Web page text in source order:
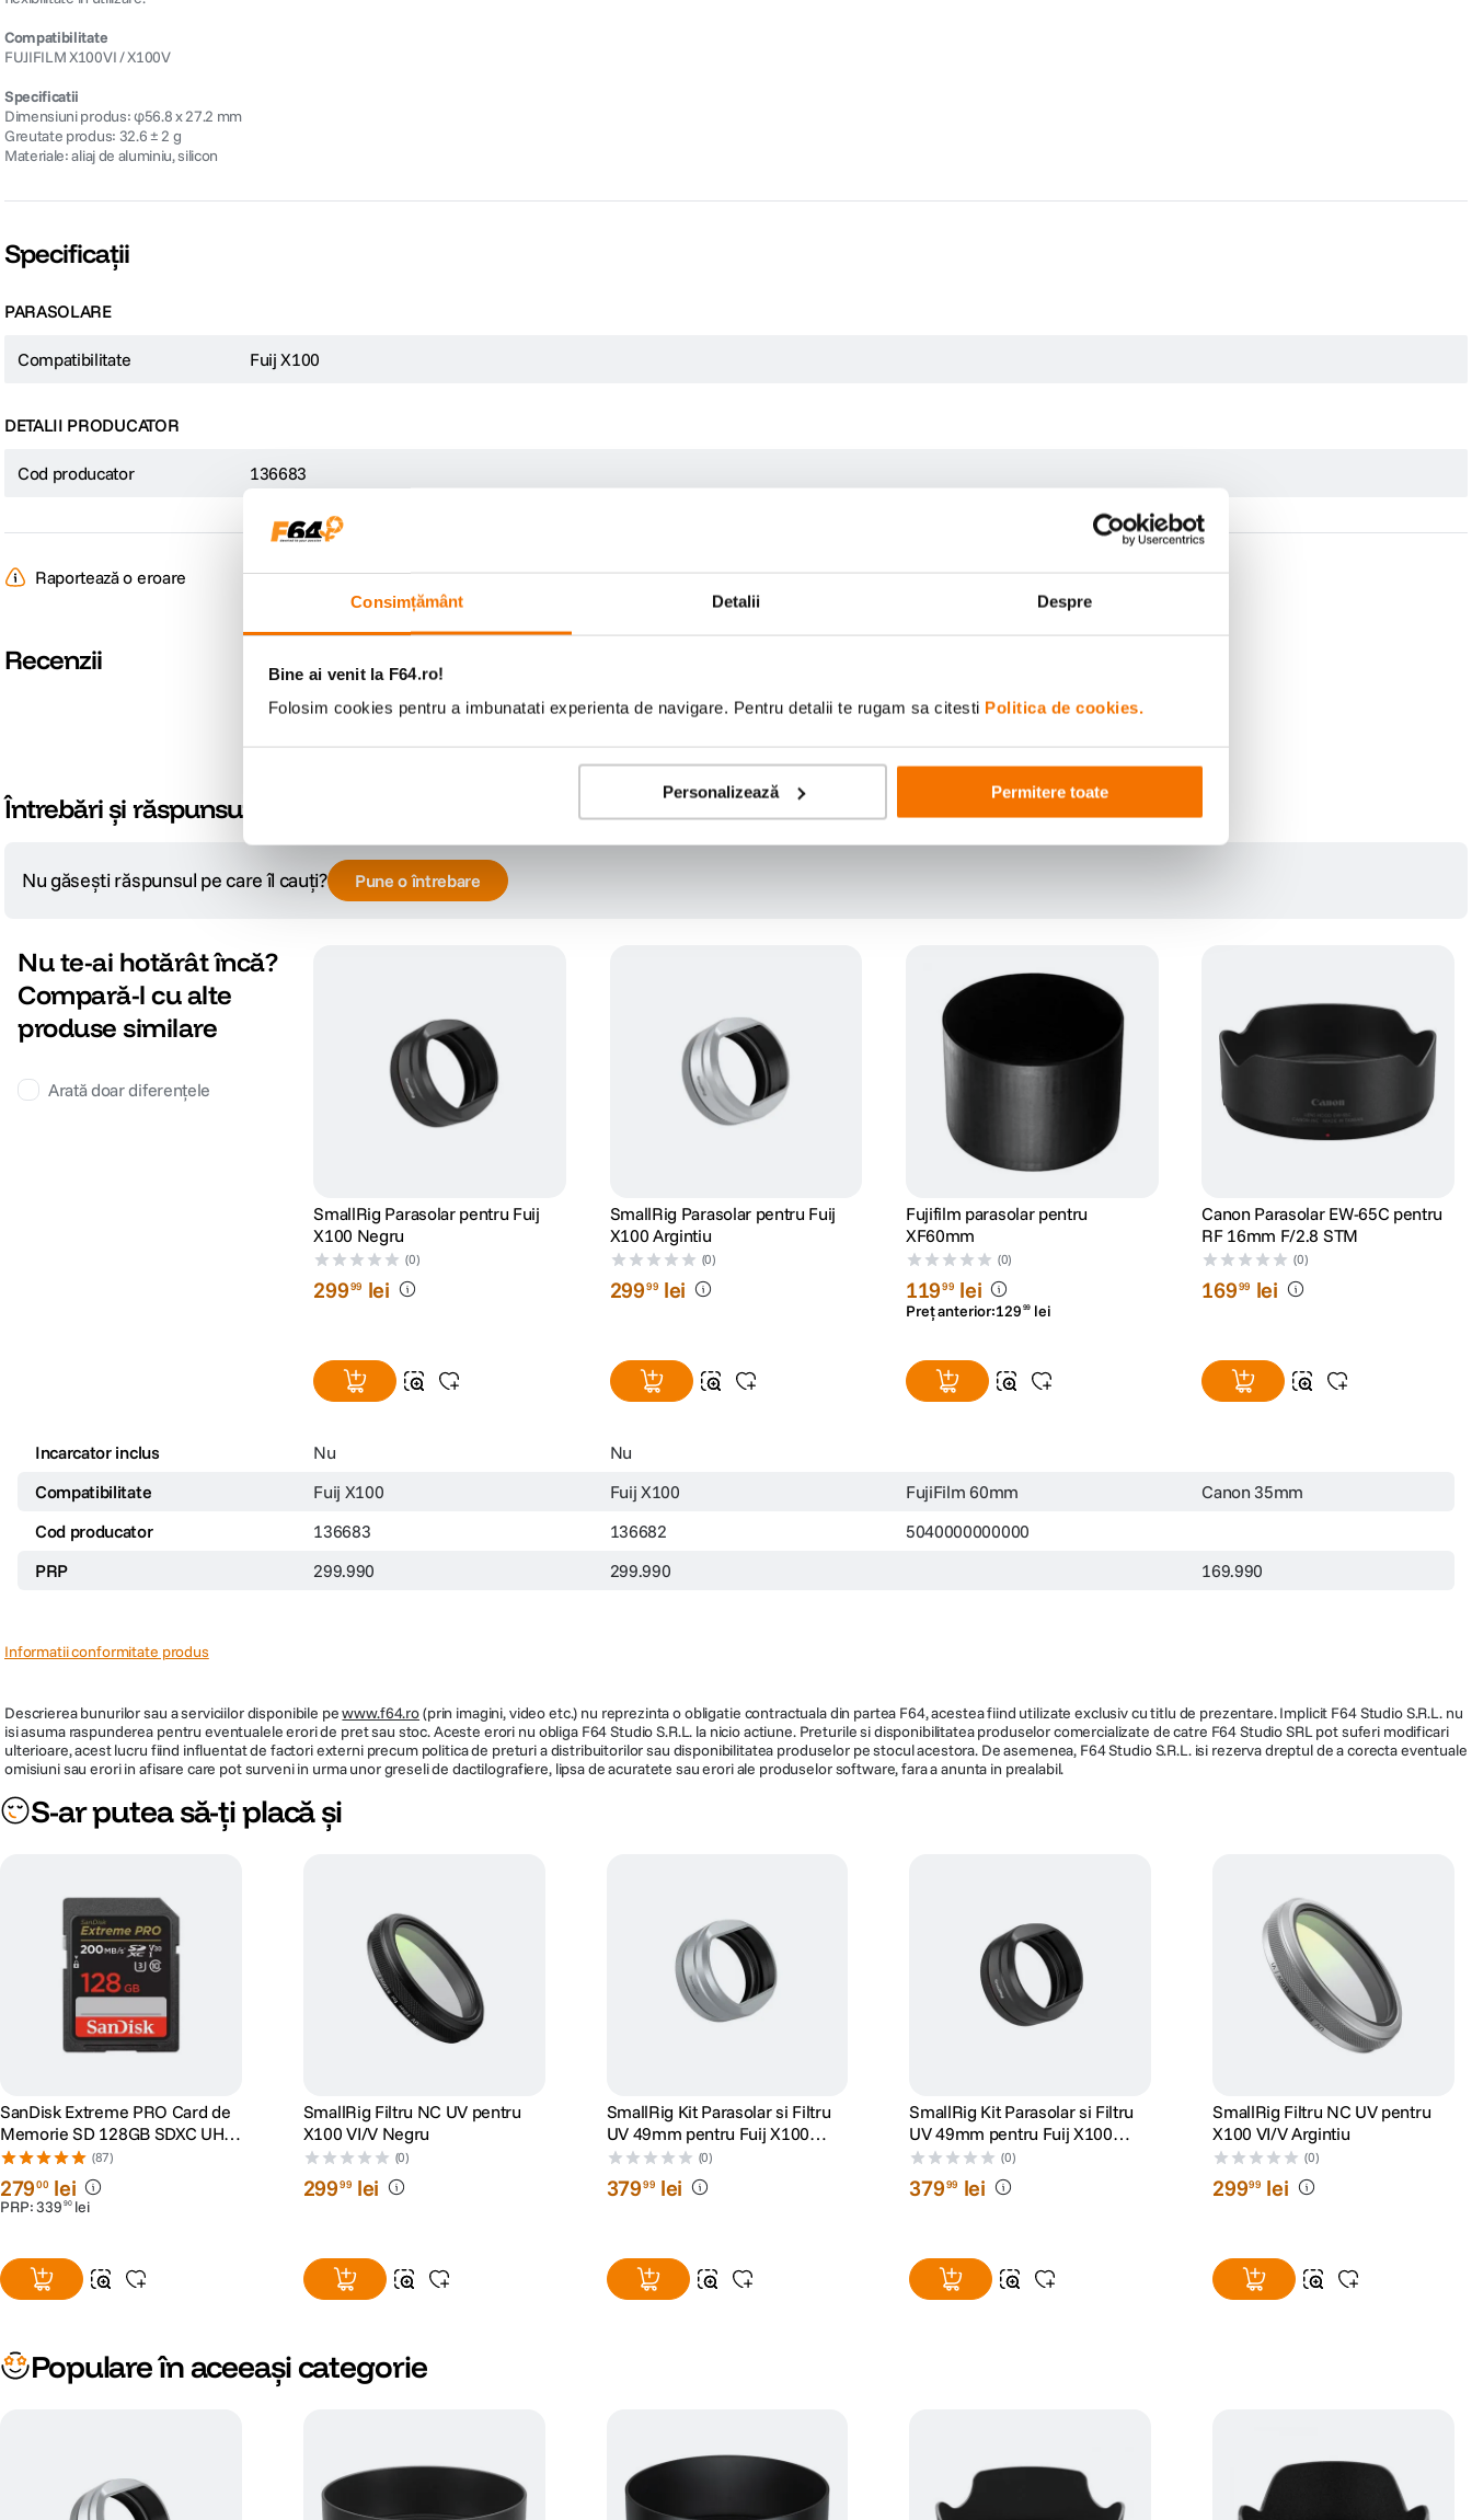
Consimțământ Detalii Despre
Bine ai venit la F64.ro!
Folosim cookies pentru a imbunatati experienta de navigare. Pentru detalii te rugam sa citesti Politica de cookies.
Personalizează Permitere toate
Compatibilitate
FUJIFILM X100VI / X100V
Specificatii
Dimensiuni produs: φ56.8 x 27.2 mm
Greutate produs: 32.6 ± 2 g
Materiale: aliaj de aluminiu, silicon
Specificații
PARASOLARE
Compatibilitate Fuij X100
DETALII PRODUCATOR
Cod producator 136683
Raportează o eroare
Recenzii
Întrebări și răspunsuri
Nu găsești răspunsul pe care îl cauți? Pune o întrebare
Nu te-ai hotărât încă?
Compară-l cu alte
produse similare
Arată doar diferențele
SmallRig Parasolar pentru Fuij
X100 Negru
(0)
29999 lei
SmallRig Parasolar pentru Fuij
X100 Argintiu
(0)
29999 lei
Fujifilm parasolar pentru
XF60mm
(0)
11999 lei
Preț anterior:129 99 lei
Canon Parasolar EW-65C pentru
RF 16mm F/2.8 STM
(0)
16999 lei
Incarcator inclus Nu
Nu
Compatibilitate
Fuij X100 Fuij X100 FujiFilm 60mm
Canon 35mm
Cod producator
136683 136682
5040000000000
PRP
299.990 299.990 169.990
Informatii conformitate produs
Descrierea bunurilor sau a serviciilor disponibile pewww.f64.ro(prin imagini, video etc.) nu reprezinta o obligatie contractuala din partea F64, acestea fiind utilizate exclusiv cu titlu de prezentare. Implicit F64 Studio S.R.L. nu
isi asuma raspunderea pentru eventualele erori de pret sau stoc. Aceste erori nu obliga F64 Studio S.R.L. la nicio actiune. Preturile si disponibilitatea produselor comercializate de catre F64 Studio SRL pot suferi modificari
ulterioare, acest lucru fiind influentat de factori externi precum politica de preturi a distribuitorilor sau disponibilitatea produselor pe stocul acestora. De asemenea, F64 Studio S.R.L. isi rezerva dreptul de a corecta eventuale
omisiuni sau erori in afisare care pot surveni in urma unor greseli de dactilografiere, lipsa de acuratete sau erori ale produselor software, fara a anunta in prealabil.
S-ar putea să-ți placă și
SanDisk Extreme PRO Card de
Memorie SD 128GB SDXC UHS-
I Class 10 U3 V30 + 2 Ani
RescuePRO Deluxe
(87)
27900 lei
PRP:339 90 lei
SmallRig Filtru NC UV pentru
X100 VI/V Negru
(0)
29999 lei
SmallRig Kit Parasolar si Filtru
UV 49mm pentru Fuij X100
Argintiu
(0)
37999 lei
SmallRig Kit Parasolar si Filtru
UV 49mm pentru Fuij X100
Negru
(0)
37999 lei
SmallRig Filtru NC UV pentru
X100 VI/V Argintiu
(0)
29999 lei
Populare în aceeași categorie